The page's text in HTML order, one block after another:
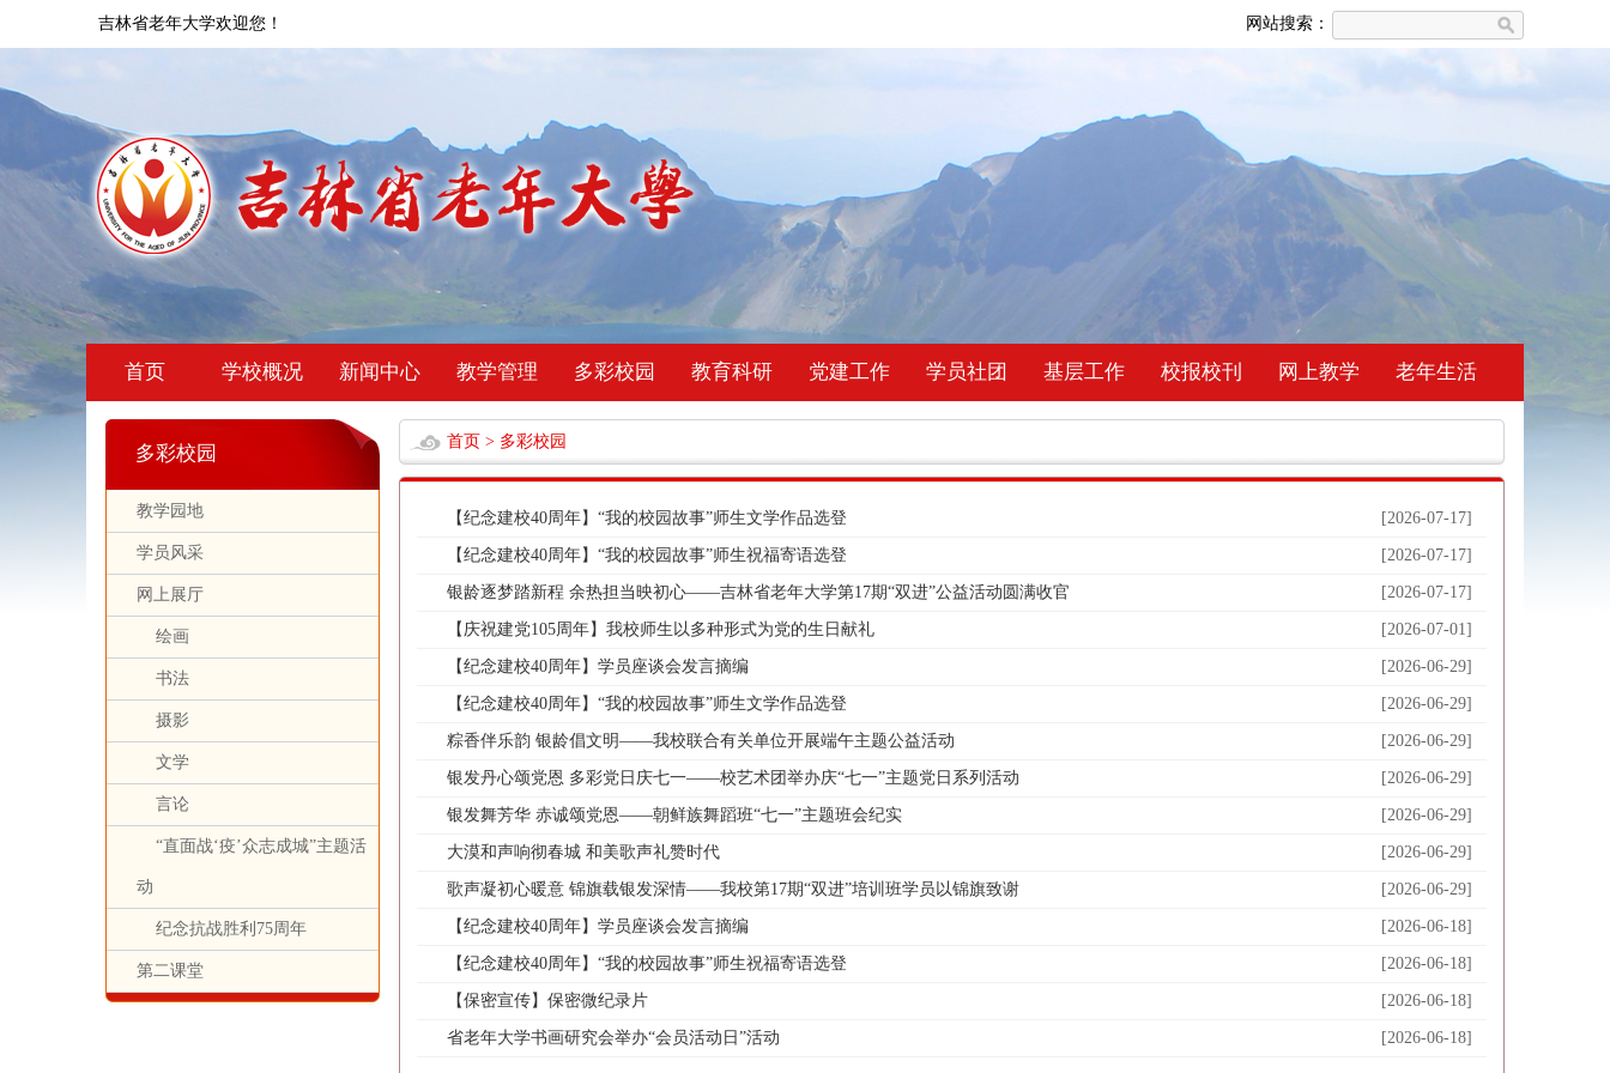
吉林省老年大学欢迎您！ 网站搜索：
首页 学校概况 新闻中心 教学管理 多彩校园 教育科研 党建工作 学员社团 基层工作 校报校刊 网上教学 老年生活
多彩校园
教学园地
学员风采
网上展厅
绘画
书法
摄影
文学
言论
“直面战‘疫’众志成城”主题活
动
纪念抗战胜利75周年
第二课堂
首页 > 多彩校园
【纪念建校40周年】“我的校园故事”师生文学作品选登 [2026-07-17]
【纪念建校40周年】“我的校园故事”师生祝福寄语选登 [2026-07-17]
银龄逐梦踏新程 余热担当映初心——吉林省老年大学第17期“双进”公益活动圆满收官 [2026-07-17]
【庆祝建党105周年】我校师生以多种形式为党的生日献礼 [2026-07-01]
【纪念建校40周年】学员座谈会发言摘编 [2026-06-29]
【纪念建校40周年】“我的校园故事”师生文学作品选登 [2026-06-29]
粽香伴乐韵 银龄倡文明——我校联合有关单位开展端午主题公益活动 [2026-06-29]
银发丹心颂党恩 多彩党日庆七一——校艺术团举办庆“七一”主题党日系列活动 [2026-06-29]
银发舞芳华 赤诚颂党恩——朝鲜族舞蹈班“七一”主题班会纪实 [2026-06-29]
大漠和声响彻春城 和美歌声礼赞时代 [2026-06-29]
歌声凝初心暖意 锦旗载银发深情——我校第17期“双进”培训班学员以锦旗致谢 [2026-06-29]
【纪念建校40周年】学员座谈会发言摘编 [2026-06-18]
【纪念建校40周年】“我的校园故事”师生祝福寄语选登 [2026-06-18]
【保密宣传】保密微纪录片 [2026-06-18]
省老年大学书画研究会举办“会员活动日”活动 [2026-06-18]